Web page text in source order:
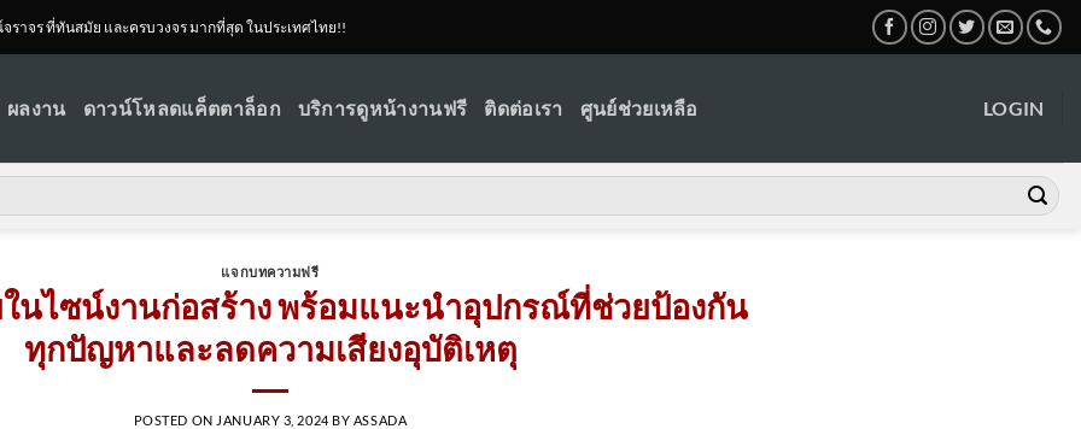
าจร ที่ทันสมัย และครบวงจร มากที่สุด ในประเทศไทย!!
ผลงาน ดาวน์โหลดแค็ตตาล็อก บริการดูหน้างานฟรี ติดต่อเรา ศูนย์ช่วยเหลือ LOGIN
แจกบทความฟรี
นไซน์งานก่อสร้าง พร้อมแนะนำอุปกรณ์ที่ช่วยป้องกัน
ทุกปัญหาและลดความเสียงอุบัติเหตุ
POSTED ON JANUARY 3, 2024 BY ASSADA